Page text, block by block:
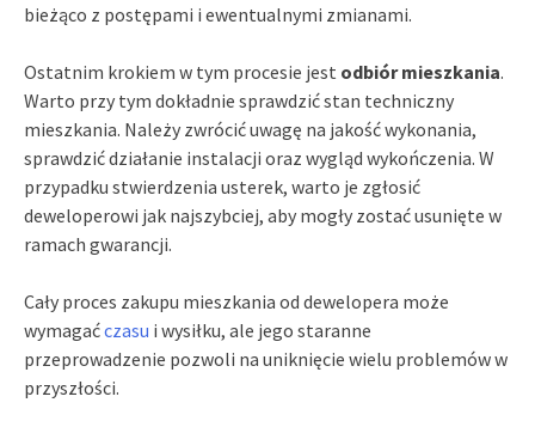
bieżąco z postępami i ewentualnymi zmianami.
Ostatnim krokiem w tym procesie jest odbiór mieszkania.
Warto przy tym dokładnie sprawdzić stan techniczny
mieszkania. Należy zwrócić uwagę na jakość wykonania,
sprawdzić działanie instalacji oraz wygląd wykończenia. W
przypadku stwierdzenia usterek, warto je zgłosić
deweloperowi jak najszybciej, aby mogły zostać usunięte w
ramach gwarancji.
Cały proces zakupu mieszkania od dewelopera może
wymagaćczasu i wysiłku, ale jego staranne
przeprowadzenie pozwoli na uniknięcie wielu problemów w
przyszłości.